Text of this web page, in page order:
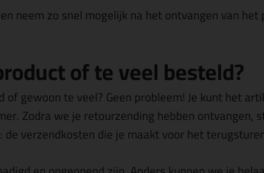
neem zo snel mogelijk na het ontvangen van
of te veel besteld?
gewoon te veel? Geen probleem! Je kunt het
Zodra we je retourzending hebben ontvangen,
verzendkosten die je maakt voor het